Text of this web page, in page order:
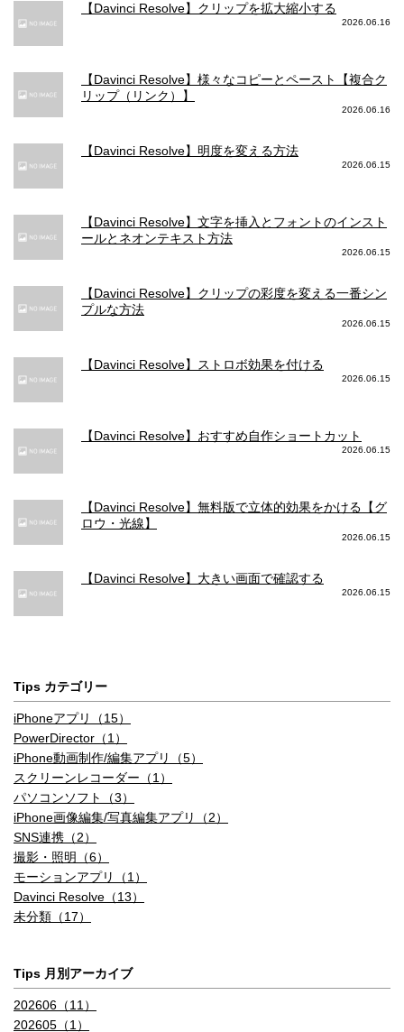
【Davinci Resolve】クリップを拡大縮小する
2026.06.16
【Davinci Resolve】様々なコピーとペースト【複合ク
リップ（リンク）】
2026.06.16
【Davinci Resolve】明度を変える方法
2026.06.15
【Davinci Resolve】文字を挿入とフォントのインスト
ールとネオンテキスト方法
2026.06.15
【Davinci Resolve】クリップの彩度を変える一番シン
プルな方法
2026.06.15
【Davinci Resolve】ストロボ効果を付ける
2026.06.15
【Davinci Resolve】おすすめ自作ショートカット
2026.06.15
【Davinci Resolve】無料版で立体的効果をかける【グ
ロウ・光線】
2026.06.15
【Davinci Resolve】大きい画面で確認する
2026.06.15
Tips カテゴリー
iPhoneアプリ（15）
PowerDirector（1）
iPhone動画制作/編集アプリ（5）
スクリーンレコーダー（1）
パソコンソフト（3）
iPhone画像編集/写真編集アプリ（2）
SNS連携（2）
撮影・照明（6）
モーションアプリ（1）
Davinci Resolve（13）
未分類（17）
Tips 月別アーカイブ
202606（11）
202605（1）